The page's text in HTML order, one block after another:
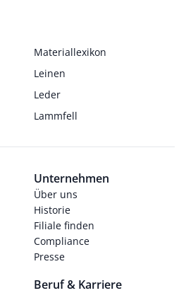
Materiallexikon
Leinen
Leder
Lammfell
Unternehmen
Über uns
Historie
Filiale finden
Compliance
Presse
Beruf & Karriere